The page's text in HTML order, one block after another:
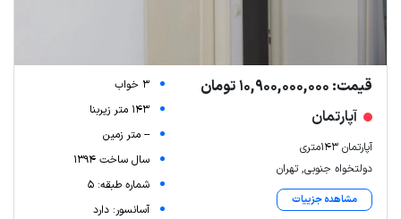
قیمت: 10,900,000,000 تومان
آپارتمان
آپارتمان 143متری
دولتخواه جنوبی, تهران
مشاهده جزییات
3 خواب
143 متر زیربنا
-- متر زمین
سال ساخت 1394
شماره طبقه: 5
آسانسور: دارد